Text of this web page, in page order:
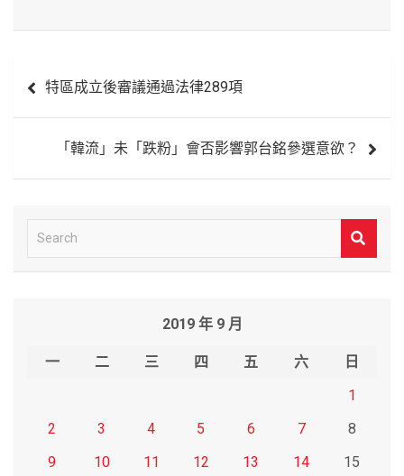
章 特區成立後審議通過法律289項
「韓流」未「跌粉」會否影響郭台銘參選意欲？
e
2019 年 9 月
一 二 三 四 五 六
日
1
2
3 4 5 6 7
8
9
10 11 12 13 14 15